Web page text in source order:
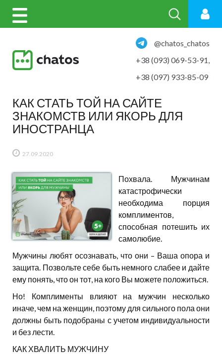
@chatos_chatos
+38 (093) 069-53-91,
+38 (097) 933-85-09
КАК СТАТЬ ТОЙ НА САЙТЕ
ЗНАКОМСТВ ИЛИ ЯКОРЬ ДЛЯ
ИНОСТРАНЦА
27.09.2020
Похвала. Мужчинам
катастрофически
необходима порция
комплиментов,
способная потешить их
самолюбие.
Мужчины любят осознавать, что они – Ваша опора и
защита. Позвольте себе быть немного слабее и дайте
ему понять, что он тот, на кого Вы можете положиться.
Но! Комплименты влияют на мужчин несколько
иначе, чем на женщин, поэтому для сильного пола они
должны быть подобраны с учетом индивидуальности
и без лести.
КАК ХВАЛИТЬ МУЖЧИНУ